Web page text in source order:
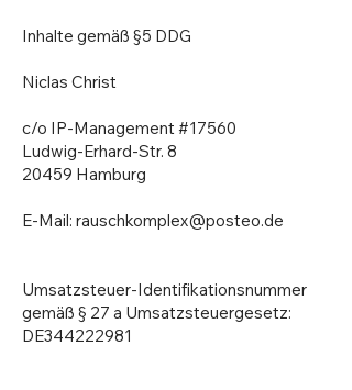
Inhalte gemäß §5 DDG
Niclas Christ
c/o IP-Management #17560
Ludwig-Erhard-Str. 8
20459 Hamburg
E-Mail: rauschkomplex@posteo.de
Umsatzsteuer-Identifikationsnummer
gemäß § 27 a Umsatzsteuergesetz:
DE344222981